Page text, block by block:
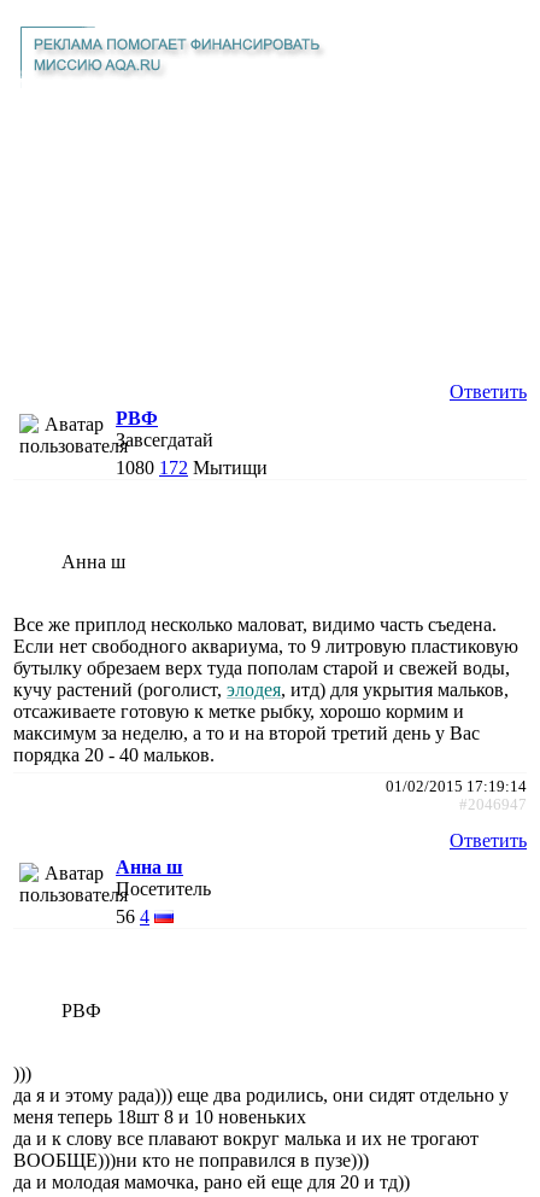
Ответить
РВФ
Завсегдатай
1080 172 Мытищи
Анна ш
Все же приплод несколько маловат, видимо часть съедена.
Если нет свободного аквариума, то 9 литровую пластиковую
бутылку обрезаем верх туда пополам старой и свежей воды,
кучу растений (роголист, элодея, итд) для укрытия мальков,
отсаживаете готовую к метке рыбку, хорошо кормим и
максимум за неделю, а то и на второй третий день у Вас
порядка 20 - 40 мальков.
01/02/2015 17:19:14
#2046947
Ответить
Анна ш
Посетитель
56 4
РВФ
)))
да я и этому рада))) еще два родились, они сидят отдельно у
меня теперь 18шт 8 и 10 новеньких
да и к слову все плавают вокруг малька и их не трогают
ВООБЩЕ)))ни кто не поправился в пузе)))
да и молодая мамочка, рано ей еще для 20 и тд))